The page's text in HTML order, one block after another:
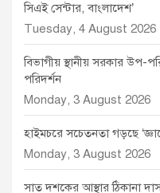
সিএই সেন্টার, বাংলাদেশ’
Tuesday, 4 August 2026
বিভাগীয় স্থানীয় সরকার উপ-
পরিদর্শন
Monday, 3 August 2026
হাইমচরে সচেতনতা গড়ছে
Monday, 3 August 2026
সাত দশকের আস্থার ঠিকানা